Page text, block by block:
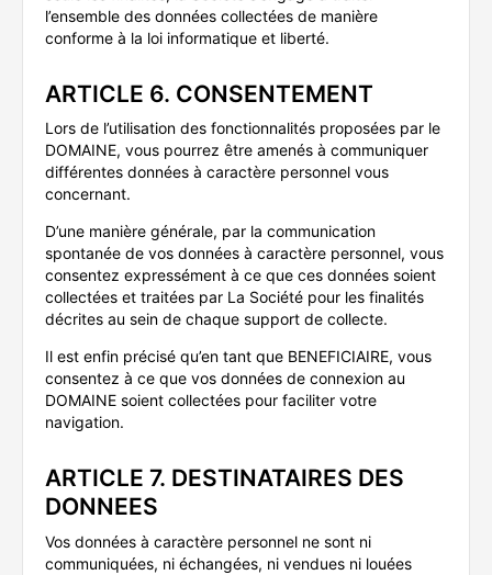
l’ensemble des données collectées de manière
conforme à la loi informatique et liberté.
ARTICLE 6. CONSENTEMENT
Lors de l’utilisation des fonctionnalités proposées par le
DOMAINE, vous pourrez être amenés à communiquer
différentes données à caractère personnel vous
concernant.
D’une manière générale, par la communication
spontanée de vos données à caractère personnel, vous
consentez expressément à ce que ces données soient
collectées et traitées par La Société pour les finalités
décrites au sein de chaque support de collecte.
Il est enfin précisé qu’en tant que BENEFICIAIRE, vous
consentez à ce que vos données de connexion au
DOMAINE soient collectées pour faciliter votre
navigation.
ARTICLE 7. DESTINATAIRES DES
DONNEES
Vos données à caractère personnel ne sont ni
communiquées, ni échangées, ni vendues ni louées